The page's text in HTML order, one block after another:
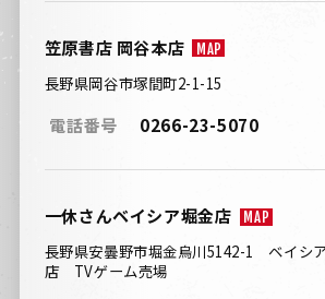
笠原書店 岡谷本店 MAP
長野県岡谷市塚間町2-1-15
電話番号 0266-23-5070
一休さんベイシア堀金店 MAP
長野県安曇野市堀金烏川5142-1 ベイシ
店 TVゲーム売場